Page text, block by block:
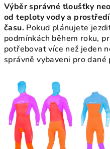
Výběr správné tloušťky
od teploty vody a
času. Pokud plánujete
podmínkách během roku,
potřebovat více než jeden
správně vybaveni pro dané